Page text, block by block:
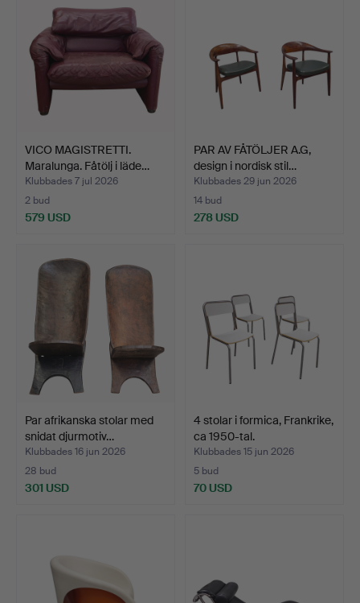
VICO MAGISTRETTI.
Maralunga. Fåtölj i läde…
Klubbades 7 jul 2026
2 bud
579 USD
PAR AV FÅTÖLJER A.G,
design i nordisk stil…
Klubbades 29 jun 2026
14 bud
278 USD
Par afrikanska stolar med
snidat djurmotiv…
Klubbades 16 jun 2026
28 bud
301 USD
4 stolar i formica, Frankrike,
ca 1950-tal.
Klubbades 15 jun 2026
5 bud
70 USD